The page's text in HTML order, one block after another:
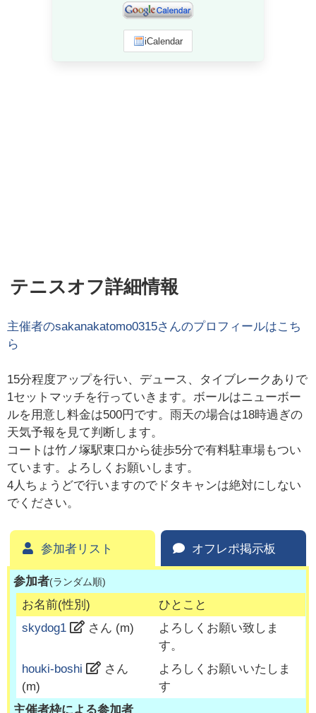
iCalendar
テニスオフ詳細情報
主催者のsakanakatomo0315さんのプロフィールはこち
ら
15分程度アップを行い、デュース、タイブレークありで
1セットマッチを行っていきます。ボールはニューボー
ルを用意し料金は500円です。雨天の場合は18時過ぎの
天気予報を見て判断します。
コートは竹ノ塚駅東口から徒歩5分で有料駐車場もつい
ています。よろしくお願いします。
4人ちょうどで行いますのでドタキャンは絶対にしない
でください。
参加者リスト オフレポ掲示板
参加者(ランダム順)
お名前(性別)
ひとこと
skydog1
さん (m)
よろしくお願い致しま
す。
houki-boshi
さん
(m)
よろしくお願いいたしま
す
主催者枠による参加者